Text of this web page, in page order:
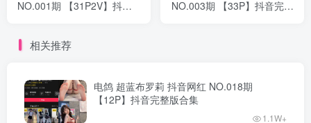
NO.001期 【31P2V】抖音
NO.003期 【33P】抖音完整
相关推荐
电鸽 超蓝布罗莉 抖音网红 NO.018期
【12P】抖音完整版合集
1.1W+